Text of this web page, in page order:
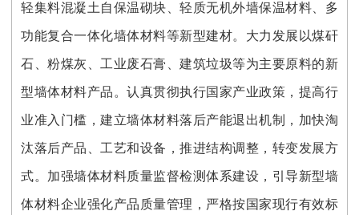
轻集料混凝土自保温砌块、轻质无机外墙保温材料、多
功能复合一体化墙体材料等新型建材。大力发展以煤矸
石、粉煤灰、工业废石膏、建筑垃圾等为主要原料的新
型墙体材料产品。认真贯彻执行国家产业政策，提高行
业准入门槛，建立墙体材料落后产能退出机制，加快淘
汰落后产品、工艺和设备，推进结构调整，转变发展方
式。加强墙体材料质量监督检测体系建设，引导新型墙
体材料企业强化产品质量管理，严格按国家现行有效标